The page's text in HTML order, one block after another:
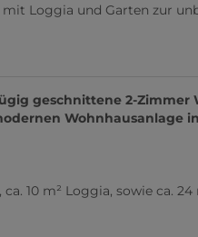
geschnittene 2-Zimmer
Wohnhausanlage
10 m² Loggia, sowie ca.